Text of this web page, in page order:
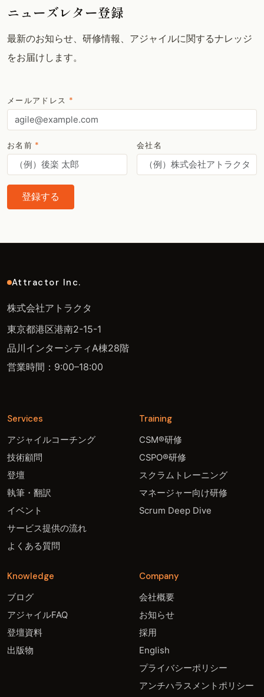
ニューズレター登録
最新のお知らせ、研修情報、アジャイルに関するナレッジ
をお届けします。
メールアドレス *
お名前 * 会社名
登録する
Attractor Inc.
株式会社アトラクタ
東京都港区港南2-15-1
品川インターシティA棟28階
営業時間：9:00–18:00
Services
アジャイルコーチング
技術顧問
登壇
執筆・翻訳
イベント
サービス提供の流れ
よくある質問
Training
CSM®研修
CSPO®研修
スクラムトレーニング
マネージャー向け研修
Scrum Deep Dive
Knowledge
ブログ
アジャイルFAQ
登壇資料
出版物
Company
会社概要
お知らせ
採用
English
プライバシーポリシー
アンチハラスメントポリシー